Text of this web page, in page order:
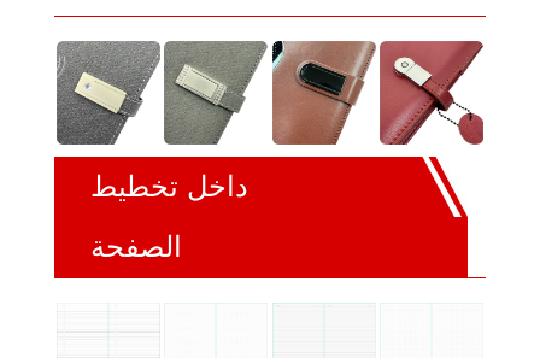
داخل تخطيط
الصفحة